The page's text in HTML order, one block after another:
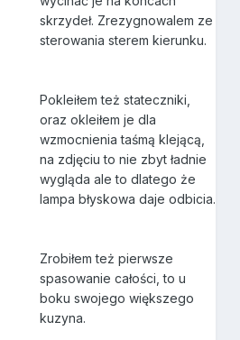
skrzydeł. Zrezygnowalem ze
sterowania sterem kierunku.
Pokleiłem też stateczniki,
oraz okleiłem je dla
wzmocnienia taśmą klejącą,
na zdjęciu to nie zbyt ładnie
wygląda ale to dlatego że
lampa błyskowa daje odbicia.
Zrobiłem też pierwsze
spasowanie całości, to u
boku swojego większego
kuzyna.